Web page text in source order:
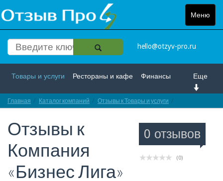
Меню
Toggle
hello@otzyv-pro.ru
Еще
Товары и услуги Рестораны и кафе Финансы
Красота и здоровье Спорт и развлечение
Интернет Путешествие и отдых
Недвижимость Работа
Личности Логистика Страхование
Главная Каталог компаний Отзывы к Товары и услуги
0 отзывов
(0)
Отзывы к
Компания
«Бизнес Лига»